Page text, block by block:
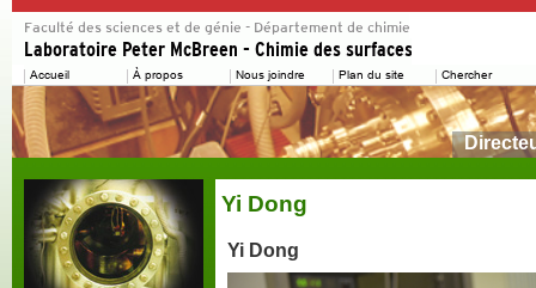
Yi Dong
Yi Dong